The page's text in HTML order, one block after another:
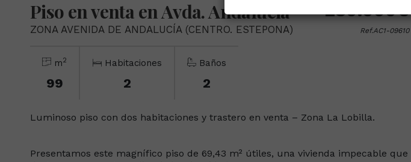
Piso en venta en Avda. Andalucia
ZONA AVENIDA DE ANDALUCÍA (CENTRO. ESTEPONA)
280.000€
Ref.AC1-09610
m2
99
Habitaciones
2
Baños
2
Luminoso piso con dos habitaciones y trastero en venta – Zona La Lobilla.
Presentamos este magnífico piso de 69,43 m² útiles, una vivienda impecable que